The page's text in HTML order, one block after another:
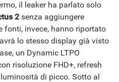
il leaker ha parlato solo
2senza aggiungere
invece, hanno riportato
lo stesso display già visto
un Dynamic LTPO
risoluzione FHD+, refresh
di picco. Sotto al